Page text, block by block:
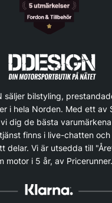
säljer bilstyling,
i hela Norden. Med ett av
dig de bästa
finns i live-chatten
delar. Vi är utsedda till
motor i 5 år, av Pricerunner.